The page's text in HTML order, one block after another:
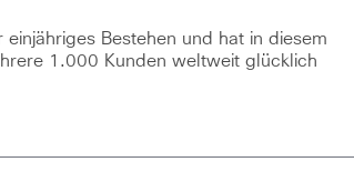
einjähriges Bestehen und hat in diesem
1.000 Kunden weltweit glücklich